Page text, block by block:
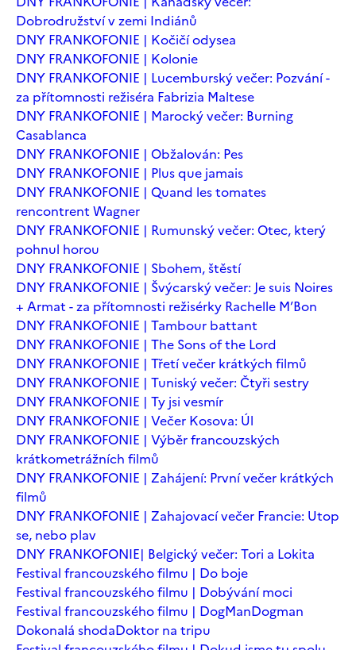
Dobrodružství v zemi Indiánů
DNY FRANKOFONIE | Kočičí odysea
DNY FRANKOFONIE | Kolonie
DNY FRANKOFONIE | Lucemburský večer: Pozvání -
za přítomnosti režiséra Fabrizia Maltese
DNY FRANKOFONIE | Marocký večer: Burning
Casablanca
DNY FRANKOFONIE | Obžalován: Pes
DNY FRANKOFONIE | Plus que jamais
DNY FRANKOFONIE | Quand les tomates
rencontrent Wagner
DNY FRANKOFONIE | Rumunský večer: Otec, který
pohnul horou
DNY FRANKOFONIE | Sbohem, štěstí
DNY FRANKOFONIE | Švýcarský večer: Je suis Noires
+ Armat - za přítomnosti režisérky Rachelle M’Bon
DNY FRANKOFONIE | Tambour battant
DNY FRANKOFONIE | The Sons of the Lord
DNY FRANKOFONIE | Třetí večer krátkých filmů
DNY FRANKOFONIE | Tuniský večer: Čtyři sestry
DNY FRANKOFONIE | Ty jsi vesmír
DNY FRANKOFONIE | Večer Kosova: Úl
DNY FRANKOFONIE | Výběr francouzských
krátkometrážních filmů
DNY FRANKOFONIE | Zahájení: První večer krátkých
filmů
DNY FRANKOFONIE | Zahajovací večer Francie: Utop
se, nebo plav
DNY FRANKOFONIE| Belgický večer: Tori a Lokita
Festival francouzského filmu | Do boje
Festival francouzského filmu | Dobývání moci
Festival francouzského filmu | DogManDogman
Dokonalá shodaDoktor na tripu